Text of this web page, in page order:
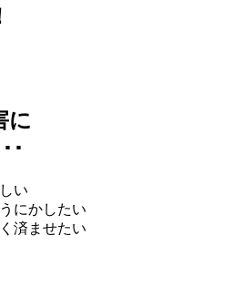
に
･
い
にかしたい
済ませたい